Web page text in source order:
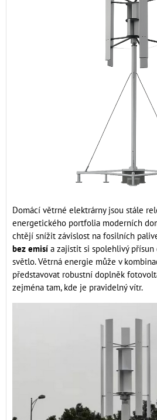
Domácí větrné elektrárny jsou stále
energetického portfolia moderních
chtějí snížit závislost na fosilních
bez emisí a zajistit si spolehlivý
světlo. Větrná energie může v
představovat robustní doplněk
zejména tam, kde je pravidelný vítr.